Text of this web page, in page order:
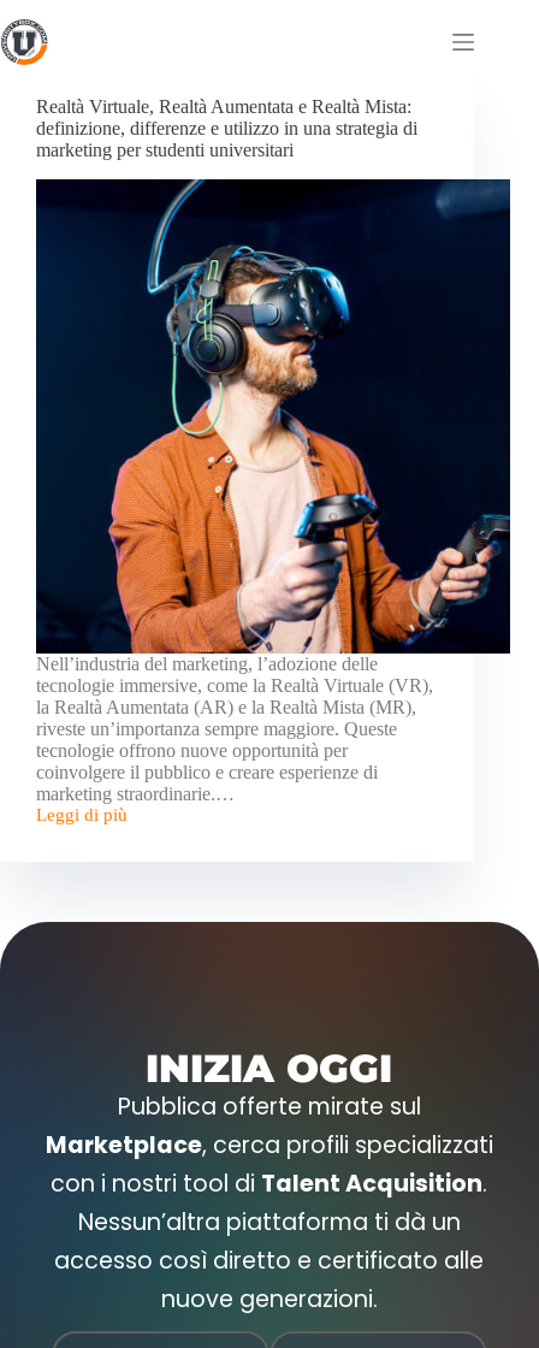
Realtà Virtuale, Realtà Aumentata e Realtà Mista:
definizione, differenze e utilizzo in una strategia di
marketing per studenti universitari
Nell’industria del marketing, l’adozione delle
tecnologie immersive, come la Realtà Virtuale (VR),
la Realtà Aumentata (AR) e la Realtà Mista (MR),
riveste un’importanza sempre maggiore. Queste
tecnologie offrono nuove opportunità per
coinvolgere il pubblico e creare esperienze di
marketing straordinarie.…
Leggi di più
INIZIA OGGI
Pubblica offerte mirate sul
Marketplace, cerca profili specializzati
con i nostri tool di Talent Acquisition.
Nessun’altra piattaforma ti dà un
accesso così diretto e certificato alle
nuove generazioni.